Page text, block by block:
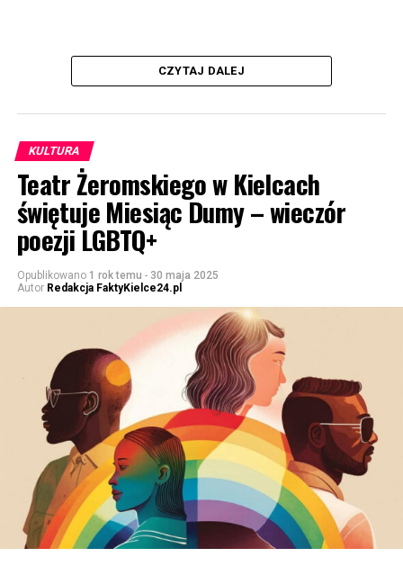
CZYTAJ DALEJ
KULTURA
Teatr Żeromskiego w Kielcach
świętuje Miesiąc Dumy – wieczór
poezji LGBTQ+
Opublikowano 1 rok temu - 30 maja 2025
Autor Redakcja FaktyKielce24.pl